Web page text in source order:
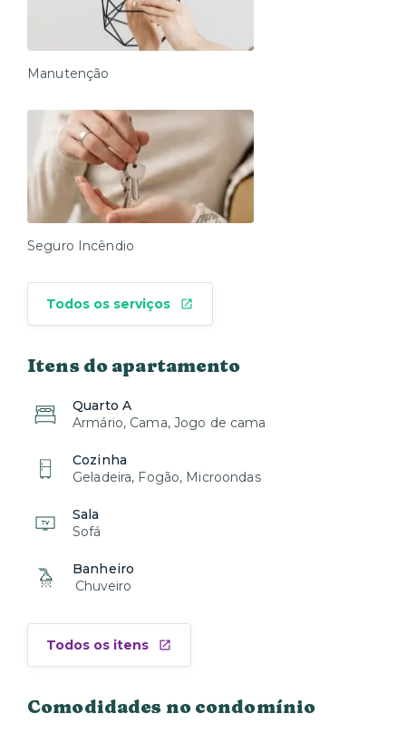
Manutenção
Seguro Incêndio
Todos os serviços
Itens do apartamento
Quarto A
Armário, Cama, Jogo de cama
Cozinha
Geladeira, Fogão, Microondas
Sala
Sofá
Banheiro
Chuveiro
Todos os itens
Comodidades no condomínio